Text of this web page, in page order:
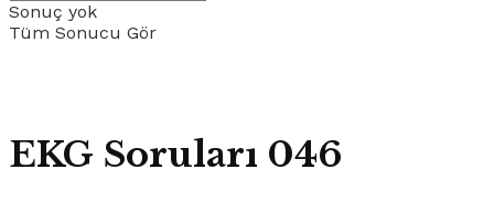
Sonuç yok
Tüm Sonucu Gör
EKG Soruları 046